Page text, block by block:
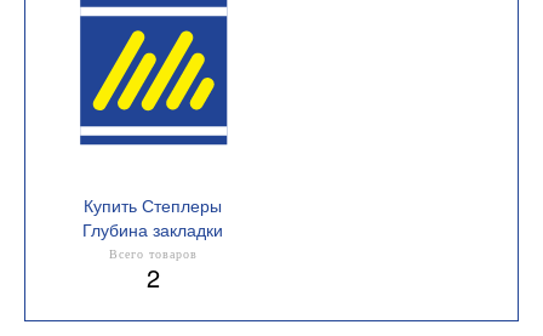
Купить Степлеры
Глубина закладки
бумаги,мм 25
Всего товаров
2